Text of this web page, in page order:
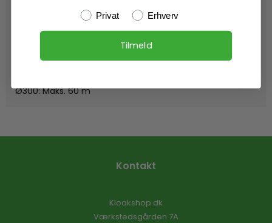
Ø125: Maks. 125 m
Ø200: Maks. 100 m
Ø300: Maks. 60 m
Kontakt
Kloakshop.dk
Værkstedsgården 7A
Kundetype
Privat Erhverv
Tilmeld